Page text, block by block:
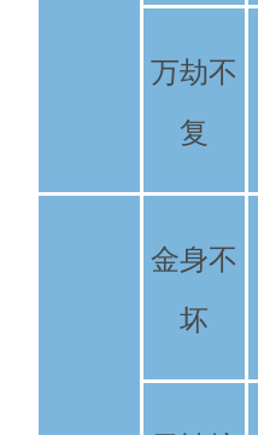
万劫不
复
金身不
坏